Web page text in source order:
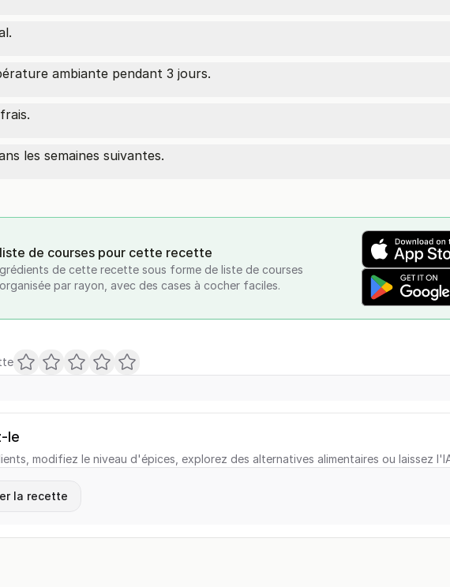
ambiante pendant 3 jours.
les semaines suivantes.
de courses pour cette recette
de cette recette sous forme de liste de courses
par rayon, avec des cases à cocher faciles.
le
modifiez le niveau d'épices, explorez des alternatives alimentaires ou laissez
la recette